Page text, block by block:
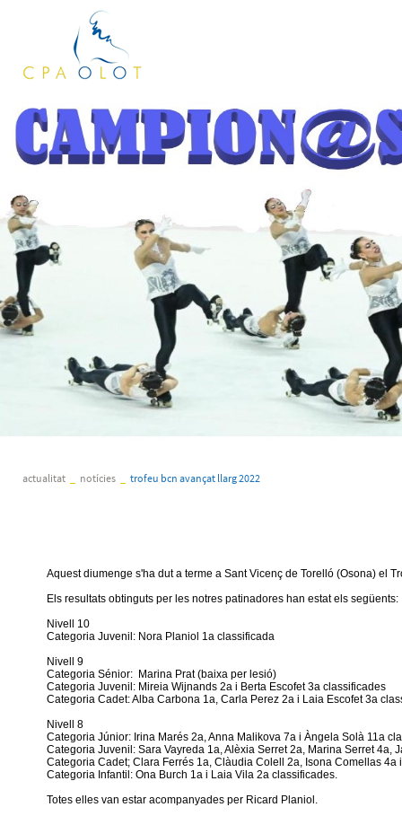
actualitat notícies trofeu bcn avançat llarg 2022
Aquest diumenge s'ha dut a terme a Sant Vicenç de Torelló (Osona) el
Els resultats obtinguts per les notres patinadores han estat els següents:
Nivell 10
Categoria Juvenil: Nora Planiol 1a classificada
Nivell 9
Categoria Sénior: Marina Prat (baixa per lesió)
Categoria Juvenil: Mireia Wijnands 2a i Berta Escofet 3a classificades
Categoria Cadet: Alba Carbona 1a, Carla Perez 2a i Laia Escofet 3a
Nivell 8
Categoria Júnior: Irina Marés 2a, Anna Malikova 7a i Àngela Solà 11a
Categoria Juvenil: Sara Vayreda 1a, Alèxia Serret 2a, Marina Serret 4a,
Categoria Cadet; Clara Ferrés 1a, Clàudia Colell 2a, Isona Comellas 4a
Categoria Infantil: Ona Burch 1a i Laia Vila 2a classificades.
Totes elles van estar acompanyades per Ricard Planiol.